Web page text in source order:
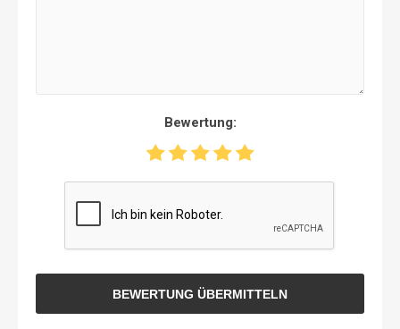
Bewertung:
BEWERTUNG ÜBERMITTELN